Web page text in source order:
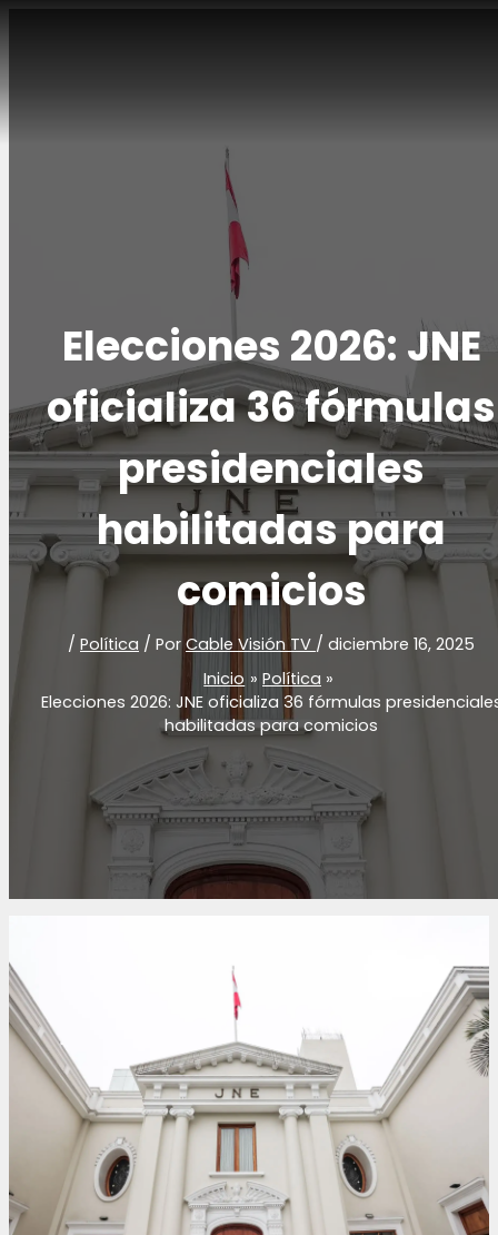
Elecciones 2026: JNE
oficializa 36 fórmulas
presidenciales
habilitadas para
comicios
/ Política / Por Cable Visión TV / diciembre 16, 2025
Inicio
Política
Elecciones 2026: JNE oficializa 36 fórmulas
habilitadas para comicios